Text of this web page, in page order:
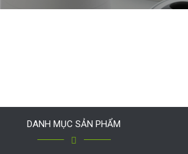
DANH MỤC SẢN PHẨM